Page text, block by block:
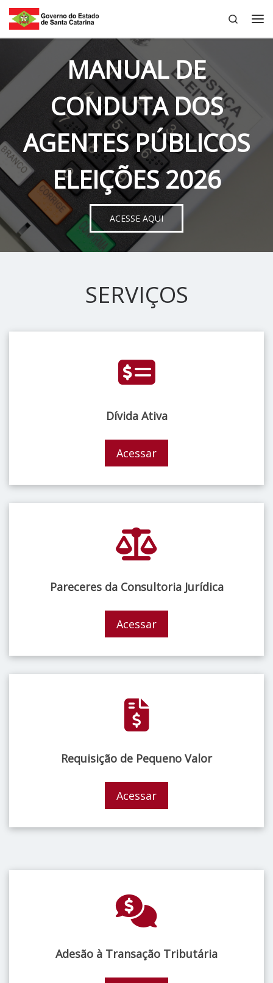
Skip to content
Search
MANUAL DE
CONDUTA DOS
AGENTES PÚBLICOS
ELEIÇÕES 2026
ACESSE AQUI
SERVIÇOS
Dívida Ativa
Acessar
Pareceres da Consultoria Jurídica
Acessar
Requisição de Pequeno Valor
Acessar
Adesão à Transação Tributária